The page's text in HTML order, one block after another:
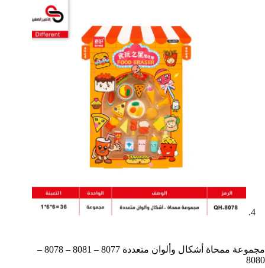
مجموعة ممحاة أشكال وألوان متعددة 8077 – 8081 – 8078 –
8080